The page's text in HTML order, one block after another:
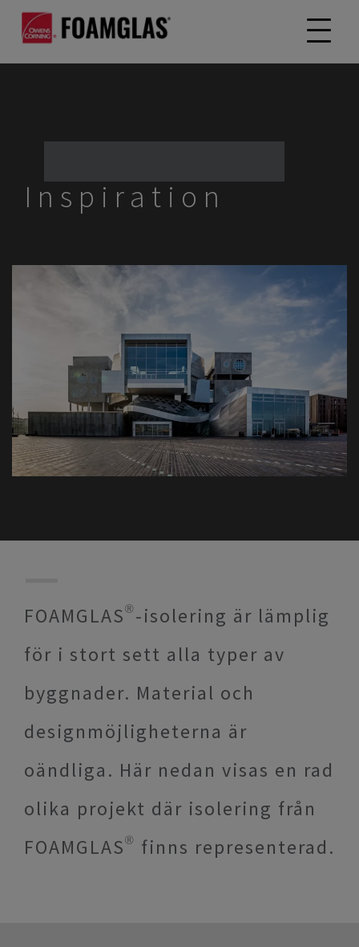
Inspiration
FOAMGLAS®-isolering är lämplig
för i stort sett alla typer av
byggnader. Material och
designmöjligheterna är
oändliga. Här nedan visas en rad
olika projekt där isolering från
FOAMGLAS® finns representerad.